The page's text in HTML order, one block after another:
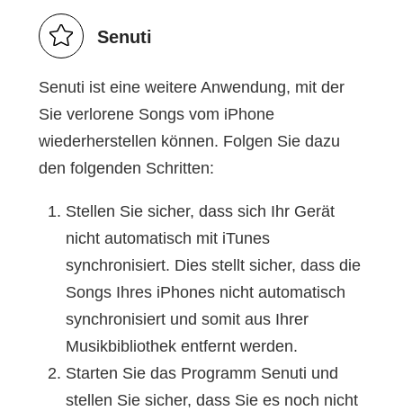
Senuti
Senuti ist eine weitere Anwendung, mit der
Sie verlorene Songs vom iPhone
wiederherstellen können. Folgen Sie dazu
den folgenden Schritten:
Stellen Sie sicher, dass sich Ihr Gerät
nicht automatisch mit iTunes
synchronisiert. Dies stellt sicher, dass die
Songs Ihres iPhones nicht automatisch
synchronisiert und somit aus Ihrer
Musikbibliothek entfernt werden.
Starten Sie das Programm Senuti und
stellen Sie sicher, dass Sie es noch nicht